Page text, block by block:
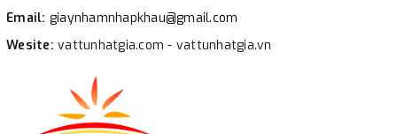
Email: giaynhamnhapkhau@gmail.com
Wesite: vattunhatgia.com - vattunhatgia.vn